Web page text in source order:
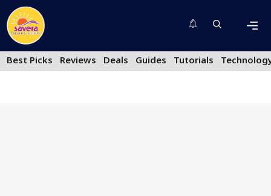
Skip
to
content
Best Picks
Reviews Deals Guides Tutorials